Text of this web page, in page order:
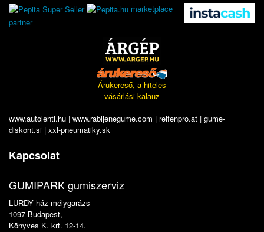
marketplace
partner
Árukereső, a hiteles
vásárlási kalauz
www.autolenti.hu | www.rabljenegume.com | reifenpro.at | gume-
diskont.si | xxl-pneumatiky.sk
Kapcsolat
GUMIPARK gumiszerviz
LURDY ház mélygarázs
1097 Budapest,
Könyves K. krt. 12-14.